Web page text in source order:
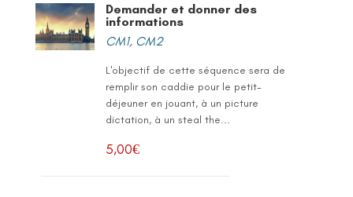
Demander et donner des
informations
CM1, CM2
L'objectif de cette séquence sera de
remplir son caddie pour le petit-
déjeuner en jouant, à un picture
dictation, à un steal the...
5,00€